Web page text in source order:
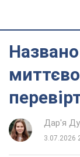
Названо
Дар'я
3.07.2026